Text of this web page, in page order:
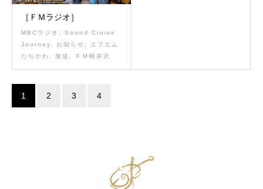
［ＦＭラジオ］
MBCラジオ
Sound Cruise
Journey
お知らせ
エフエム
たちかわ
放送 ＦＭ軽井沢
1 2 3 4